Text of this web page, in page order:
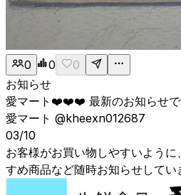
0 0
0
お知らせ
愛マート❤️❤️❤️ 最新のお知らせで
愛マート @kheexn012687
03/10
お客様がお買い物しやすいよう
すめ商品など随時お知らせしてい